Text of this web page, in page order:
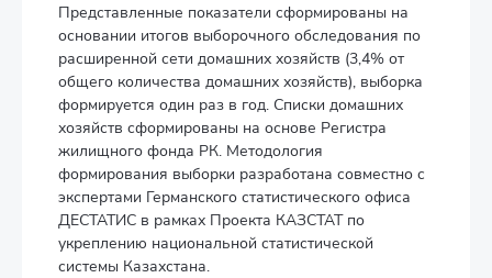
Представленные показатели сформированы на
основании итогов выборочного обследования по
расширенной сети домашних хозяйств (3,4% от
общего количества домашних хозяйств), выборка
формируется один раз в год. Списки домашних
хозяйств сформированы на основе Регистра
жилищного фонда РК. Методология
формирования выборки разработана совместно с
экспертами Германского статистического офиса
ДЕСТАТИС в рамках Проекта КАЗСТАТ по
укреплению национальной статистической
системы Казахстана.